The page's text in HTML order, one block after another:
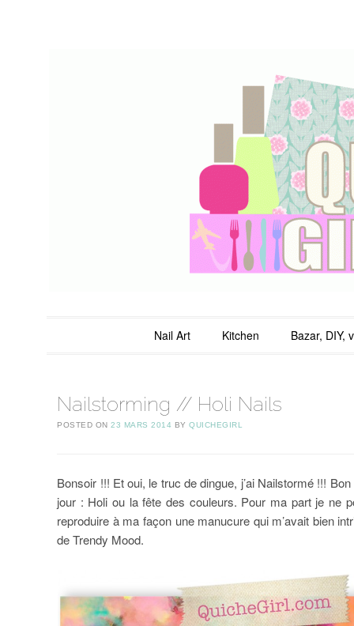
QuicheGirl
Nail Art Kitchen Bazar, DIY,
Nailstorming // Holi Nails
POSTED ON23 MARS 2014 BYQUICHEGIRL
Bonsoir !!! Et oui, le truc de dingue, j’ai Nailstormé !!!
jour : Holi ou la fête des couleurs. Pour ma part je ne
reproduire à ma façon une manucure qui m’avait bien
de Trendy Mood.